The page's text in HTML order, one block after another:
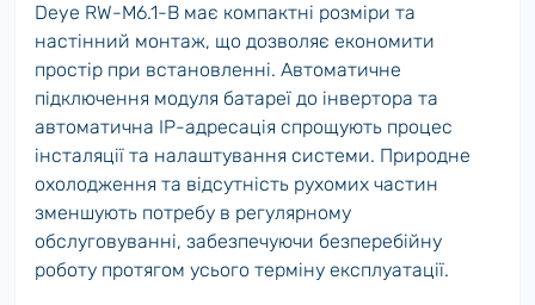
Deye RW-M6.1-B має компактні розміри та
настінний монтаж, що дозволяє економити
простір при встановленні. Автоматичне
підключення модуля батареї до інвертора та
автоматична IP-адресація спрощують процес
інсталяції та налаштування системи. Природне
охолодження та відсутність рухомих частин
зменшують потребу в регулярному
обслуговуванні, забезпечуючи безперебійну
роботу протягом усього терміну експлуатації.